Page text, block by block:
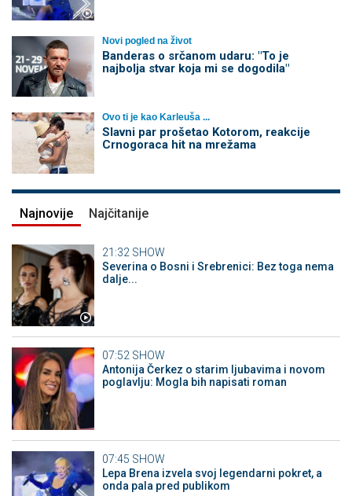
Novi pogled na život
Banderas o srčanom udaru: "To je
najbolja stvar koja mi se dogodila"
Ovo ti je kao Karleuša ...
Slavni par prošetao Kotorom, reakcije
Crnogoraca hit na mrežama
Najnovije Najčitanije
21:32 SHOW
Severina o Bosni i Srebrenici: Bez toga nema
dalje...
07:52 SHOW
Antonija Čerkez o starim ljubavima i novom
poglavlju: Mogla bih napisati roman
07:45 SHOW
Lepa Brena izvela svoj legendarni pokret, a
onda pala pred publikom